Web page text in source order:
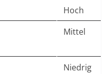
Hoch
Mittel
Niedrig